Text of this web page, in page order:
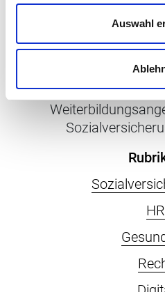
Auswahl
Penso versteht sich als
und Inspiratorin für
arbeiten
HR